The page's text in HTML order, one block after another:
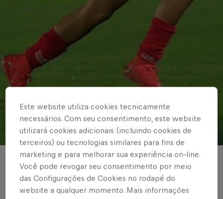
© Red Bull Bragantino
FUTEBOL FEMININO
Red Bull Bragantino
Este website utiliza cookies tecnicamente
necessários. Com seu consentimento, este website
utilizará cookies adicionais (incluindo cookies de
terceiros) ou tecnologias similares para fins de
marketing e para melhorar sua experiência on-line.
Você pode revogar seu consentimento por meio
das Configurações de Cookies no rodapé do
website a qualquer momento. Mais informações